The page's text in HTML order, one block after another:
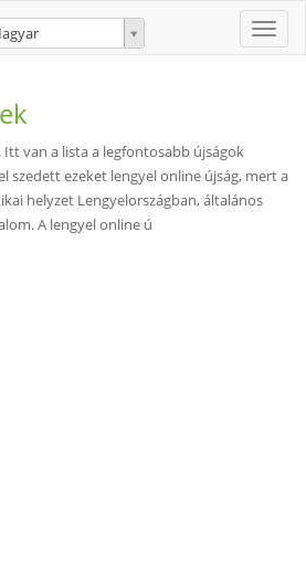
Toggle
Itt van a lista a legfontosabb újságok
szedett ezeket lengyel online újság, mert a
helyzet Lengyelországban, általános
A lengyel online ú